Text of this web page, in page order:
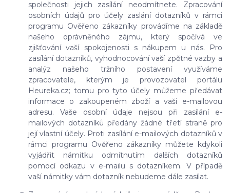
společnosti jejich zasílání neodmítnete. Zpracování
osobních údajů pro účely zaslání dotazníků v rámci
programu Ověřeno zákazníky provádíme na základě
našeho oprávněného zájmu, který spočívá ve
zjišťování vaší spokojenosti s nákupem u nás. Pro
zasílání dotazníků, vyhodnocování vaší zpětné vazby a
analýz našeho tržního postavení využíváme
zpracovatele, kterým je provozovatel portálu
Heureka.cz; tomu pro tyto účely můžeme předávat
informace o zakoupeném zboží a vaši e-mailovou
adresu. Vaše osobní údaje nejsou při zasílání e-
mailových dotazníků předány žádné třetí straně pro
její vlastní účely. Proti zasílání e-mailových dotazníků v
rámci programu Ověřeno zákazníky můžete kdykoli
vyjádřit námitku odmítnutím dalších dotazníků
pomocí odkazu v e-mailu s dotazníkem. V případě
vaší námitky vám dotazník nebudeme dále zasílat.